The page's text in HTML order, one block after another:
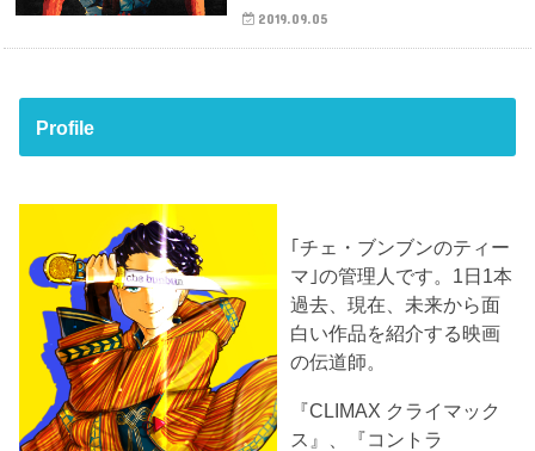
2019.09.05
Profile
｢チェ・ブンブンのティー
マ｣の管理人です。1日1本
過去、現在、未来から面
白い作品を紹介する映画
の伝道師。
『CLIMAX クライマック
ス』、『コントラ